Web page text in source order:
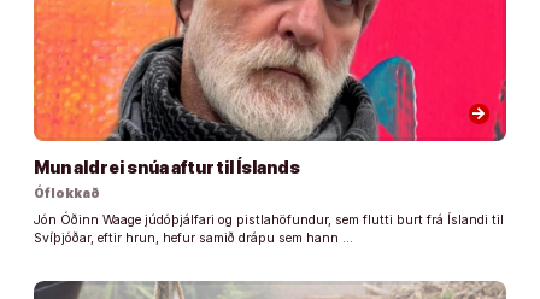
arrow_forward
Mun aldrei snúa aftur til Íslands
Óflokkað
Jón Óðinn Waage júdóþjálfari og pistlahöfundur, sem flutti burt frá Íslandi til
Svíþjóðar, eftir hrun, hefur samið drápu sem hann …